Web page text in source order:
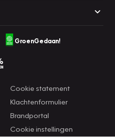
GroenGedaan!
Cookie statement
Klachtenformulier
Brandportal
Cookie instellingen